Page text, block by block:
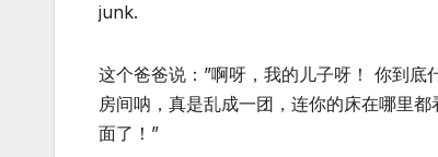
junk.
这个爸爸说：”啊呀，我的儿子呀！ 你到
房间呐，真是乱成一团，连你的床在哪里
面了！”